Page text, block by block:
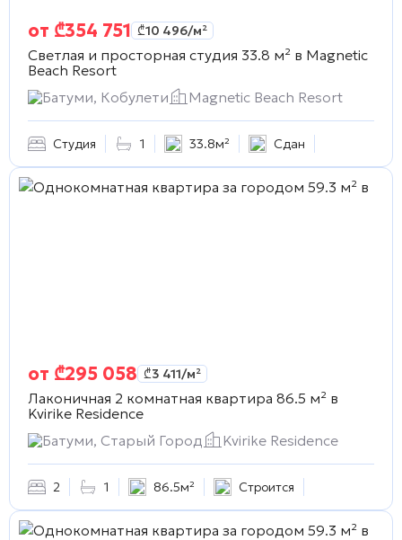
от ₾354 751 ₾10 496/м²
Светлая и просторная студия 33.8 м² в Magnetic
Beach Resort
Батуми, Кобулети
Magnetic Beach Resort
Студия 1 33.8м² Сдан
от ₾295 058 ₾3 411/м²
Лаконичная 2 комнатная квартира 86.5 м² в
Kvirike Residence
Батуми, Старый Город
Kvirike Residence
2 1 86.5м² Строится